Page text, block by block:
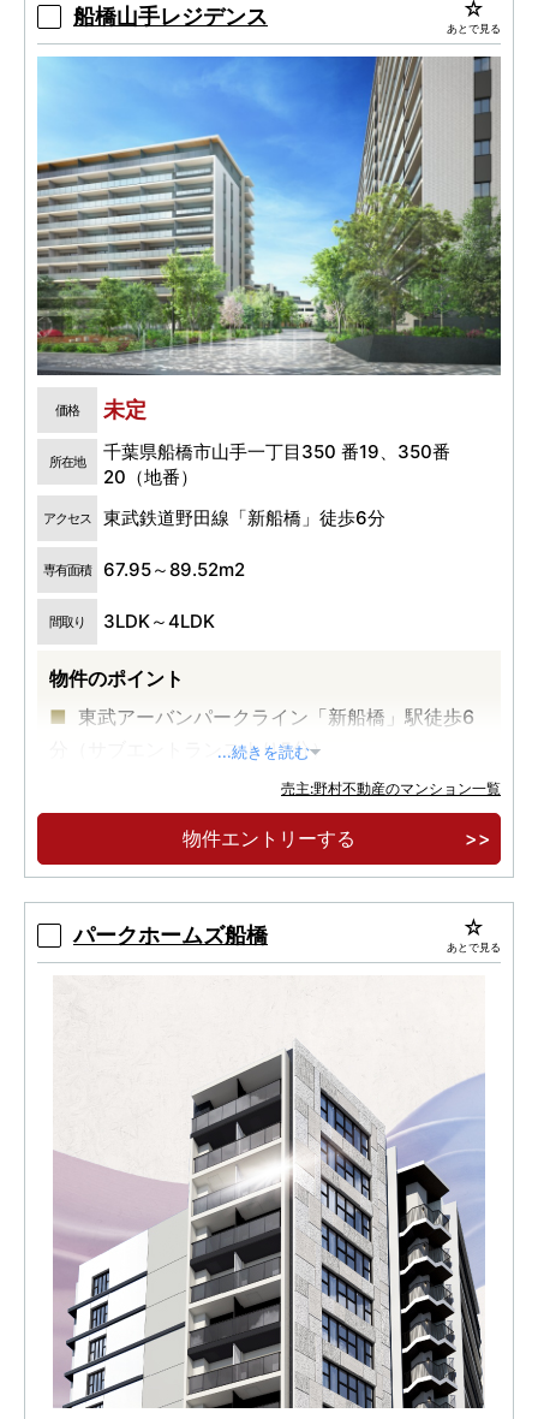
船橋山手レジデンス あとで見る
価格 未定
所在地
千葉県船橋市山手一丁目350 番19、350番
20（地番）
アクセス 東武鉄道野田線「新船橋」徒歩6分
専有面積 67.95～89.52m2
間取り 3LDK～4LDK
物件のポイント
東武アーバンパークライン「新船橋」駅徒歩6
分（サブエントランスより5分）
総戸数1,224戸の大規模レジデンス
JR総武線「船橋」駅まで1駅2分
...続きを読む
売主:野村不動産のマンション一覧
物件エントリーする
パークホームズ船橋 あとで見る